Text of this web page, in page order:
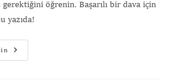
öğrenin. Başarılı bir dava için
yazıda!